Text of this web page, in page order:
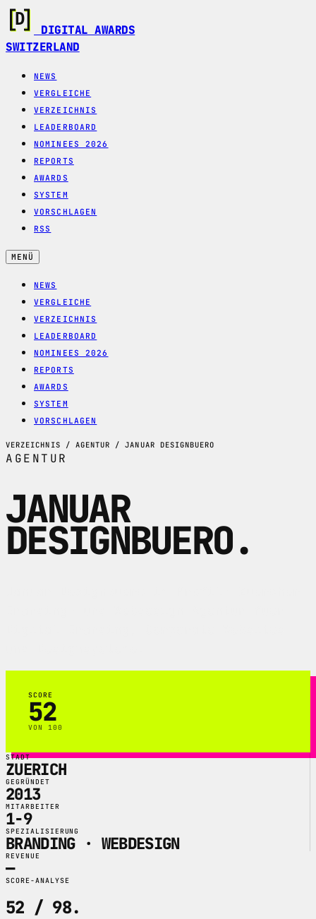
DIGITAL AWARDS
SWITZERLAND
NEWS
VERGLEICHE
VERZEICHNIS
LEADERBOARD
NOMINEES 2026
REPORTS
AWARDS
SYSTEM
VORSCHLAGEN
RSS
MENÜ
NEWS
VERGLEICHE
VERZEICHNIS
LEADERBOARD
NOMINEES 2026
REPORTS
AWARDS
SYSTEM
VORSCHLAGEN
VERZEICHNIS / AGENTUR / JANUAR DESIGNBUERO
AGENTUR
JANUAR
DESIGNBUERO.
SCORE
52
VON 100
STADT
ZUERICH
GEGRÜNDET
2013
MITARBEITER
1-9
SPEZIALISIERUNG
BRANDING · WEBDESIGN
REVENUE
—
SCORE-ANALYSE
52 / 98.